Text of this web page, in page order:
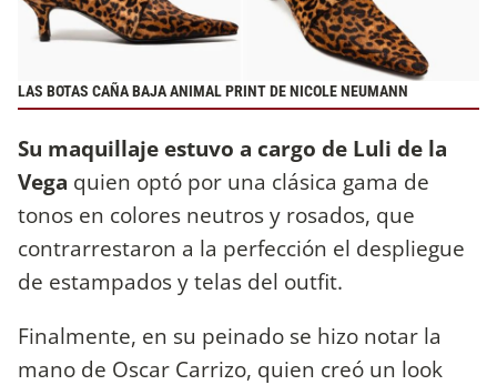
LAS BOTAS CAÑA BAJA ANIMAL PRINT DE NICOLE NEUMANN
Su maquillaje estuvo a cargo de Luli de la
Vega quien optó por una clásica gama de
tonos en colores neutros y rosados, que
contrarrestaron a la perfección el despliegue
de estampados y telas del outfit.
Finalmente, en su peinado se hizo notar la
mano de Oscar Carrizo, quien creó un look